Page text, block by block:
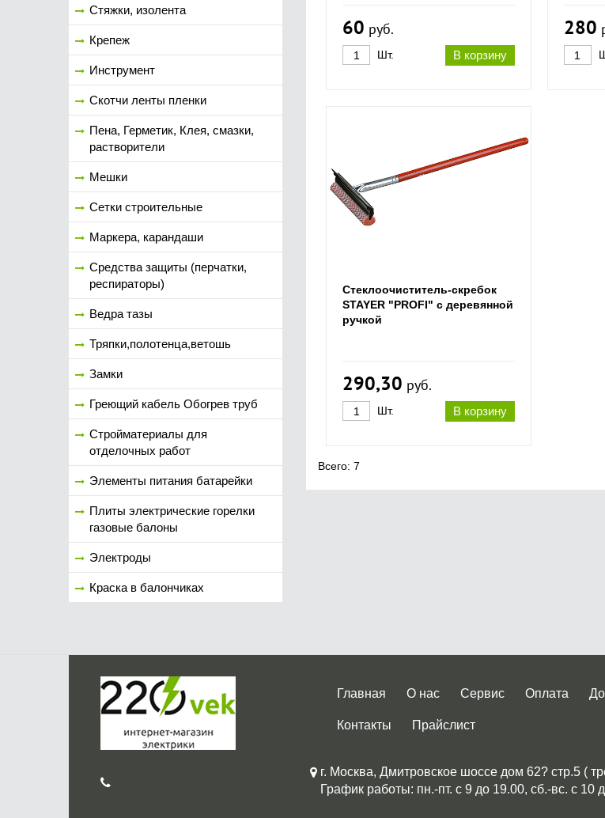
Стяжки, изолента
Крепеж
Инструмент
Скотчи ленты пленки
Пена, Герметик, Клея, смазки,
растворители
Мешки
Сетки строительные
Маркера, карандаши
Средства защиты (перчатки,
респираторы)
Ведра тазы
Тряпки,полотенца,ветошь
Замки
Греющий кабель Обогрев труб
Стройматериалы для
отделочных работ
Элементы питания батарейки
Плиты электрические горелки
газовые балоны
Электроды
Краска в балончиках
60 руб.
В корзину
Шт.
280
Стеклоочиститель-скребок
STAYER "PROFI" с деревянной
ручкой
290,30 руб.
В корзину
Шт.
Всего: 7
Главная О нас Сервис Оплата
Контакты Прайслист
г. Москва, Дмитровское шоссе дом 62? стр.5 (
График работы: пн.-пт. с 9 до 19.00, сб.-вс. с 10